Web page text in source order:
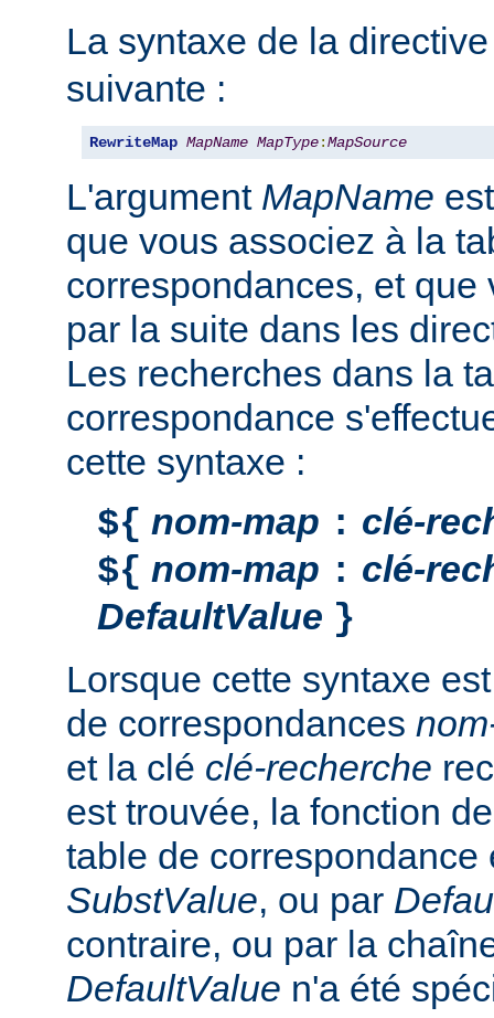
La syntaxe de la
suivante :
RewriteMap MapName MapType:MapSource
L'argument MapName
que vous associez à la
correspondances, et
par la suite dans les
Les recherches dans la
correspondance
cette syntaxe :
${ nom-map : clé-
${ nom-map : clé-
DefaultValue }
Lorsque cette syntaxe
de correspondances
et la clé clé-recherche
est trouvée, la fonction
table de correspondance
SubstValue, ou par
contraire, ou par la
DefaultValue n'a été